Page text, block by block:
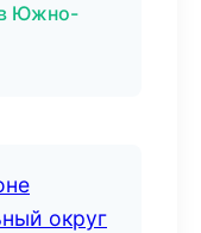
Южно-
округ